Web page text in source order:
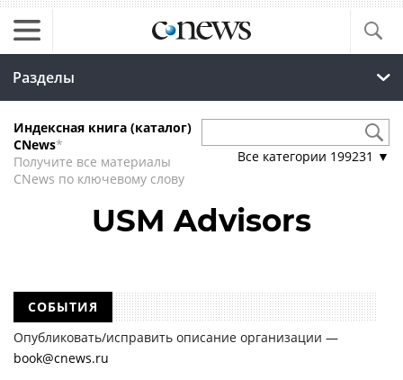
Разделы
Индексная книга (каталог)
CNews*
Получите все материалы
CNews по ключевому слову
Все категории 199231 ▼
USM Advisors
СОБЫТИЯ
Опубликовать/исправить описание организации —
book@cnews.ru